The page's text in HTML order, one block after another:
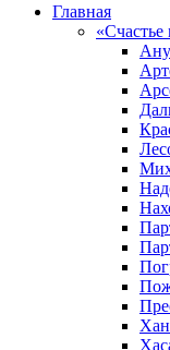
Главная
«Счастье